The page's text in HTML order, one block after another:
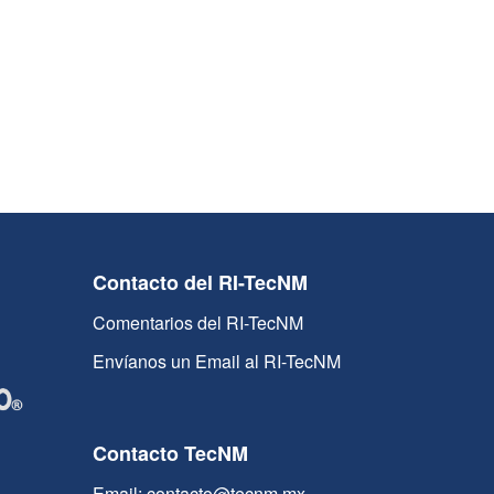
Contacto del RI-TecNM
Comentarios del RI-TecNM
Envíanos un Email al RI-TecNM
Contacto TecNM